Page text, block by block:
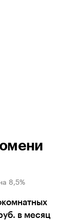
8,5%
в месяц